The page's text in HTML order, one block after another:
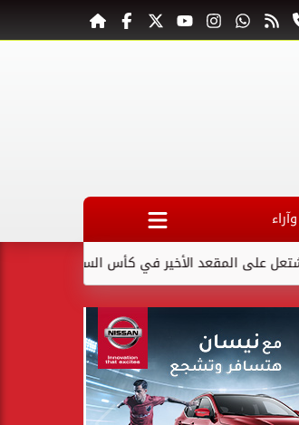
الأخير في كأس السوبر السعودي بعد استبعاد